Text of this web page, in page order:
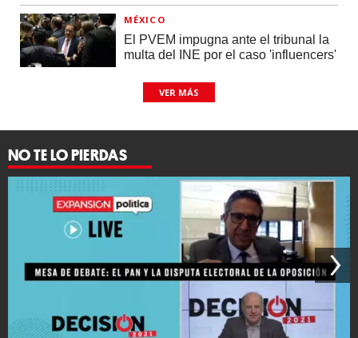
MÉXICO
El PVEM impugna ante el tribunal la
multa del INE por el caso 'influencers'
VER MÁS
NO TE LO PIERDAS